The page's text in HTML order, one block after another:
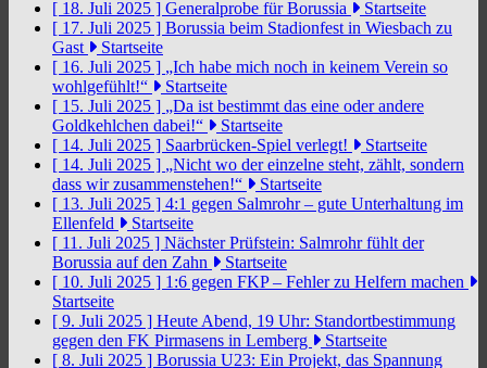
[ 18. Juli 2025 ] Generalprobe für Borussia
Startseite
[ 17. Juli 2025 ] Borussia beim Stadionfest in Wiesbach zu
Gast
Startseite
[ 16. Juli 2025 ] „Ich habe mich noch in keinem Verein so
wohlgefühlt!“
Startseite
[ 15. Juli 2025 ] „Da ist bestimmt das eine oder andere
Goldkehlchen dabei!“
Startseite
[ 14. Juli 2025 ] Saarbrücken-Spiel verlegt!
Startseite
[ 14. Juli 2025 ] „Nicht wo der einzelne steht, zählt, sondern
dass wir zusammenstehen!“
Startseite
[ 13. Juli 2025 ] 4:1 gegen Salmrohr – gute Unterhaltung im
Ellenfeld
Startseite
[ 11. Juli 2025 ] Nächster Prüfstein: Salmrohr fühlt der
Borussia auf den Zahn
Startseite
[ 10. Juli 2025 ] 1:6 gegen FKP – Fehler zu Helfern machen
Startseite
[ 9. Juli 2025 ] Heute Abend, 19 Uhr: Standortbestimmung
gegen den FK Pirmasens in Lemberg
Startseite
[ 8. Juli 2025 ] Borussia U23: Ein Projekt, das Spannung